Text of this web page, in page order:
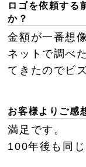
ロゴを依頼する
か？
金額が一番想
ネットで調べ
てきたのでビ
お客様よりご感
満足です。
100年後も同